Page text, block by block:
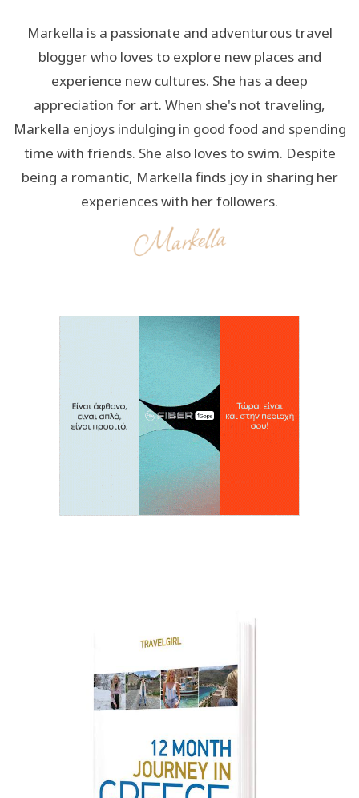
Markella is a passionate and adventurous travel
blogger who loves to explore new places and
experience new cultures. She has a deep
appreciation for art. When she's not traveling,
Markella enjoys indulging in good food and spending
time with friends. She also loves to swim. Despite
being a romantic, Markella finds joy in sharing her
experiences with her followers.